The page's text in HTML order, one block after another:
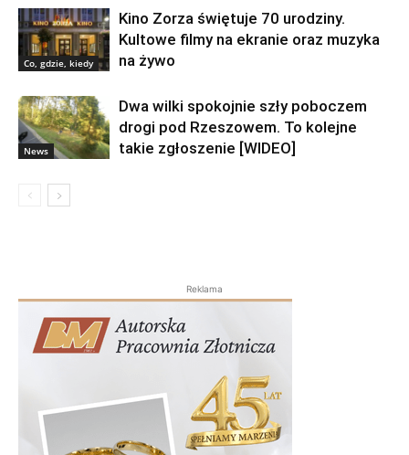
Co, gdzie, kiedy
Kino Zorza świętuje 70 urodziny.
Kultowe filmy na ekranie oraz muzyka
na żywo
News
Dwa wilki spokojnie szły poboczem
drogi pod Rzeszowem. To kolejne
takie zgłoszenie [WIDEO]
Reklama